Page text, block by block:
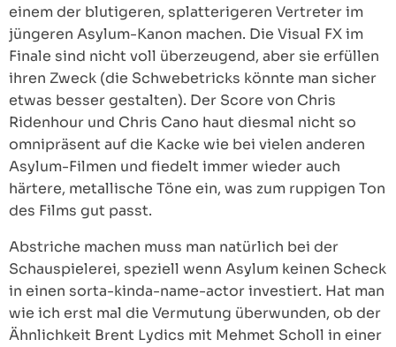
einem der blutigeren, splatterigeren Vertreter im
jüngeren Asylum-Kanon machen. Die Visual FX im
Finale sind nicht voll überzeugend, aber sie erfüllen
ihren Zweck (die Schwebetricks könnte man sicher
etwas besser gestalten). Der Score von Chris
Ridenhour und Chris Cano haut diesmal nicht so
omnipräsent auf die Kacke wie bei vielen anderen
Asylum-Filmen und fiedelt immer wieder auch
härtere, metallische Töne ein, was zum ruppigen Ton
des Films gut passt.
Abstriche machen muss man natürlich bei der
Schauspielerei, speziell wenn Asylum keinen Scheck
in einen sorta-kinda-name-actor investiert. Hat man
wie ich erst mal die Vermutung überwunden, ob der
Ähnlichkeit Brent Lydics mit Mehmet Scholl in einer